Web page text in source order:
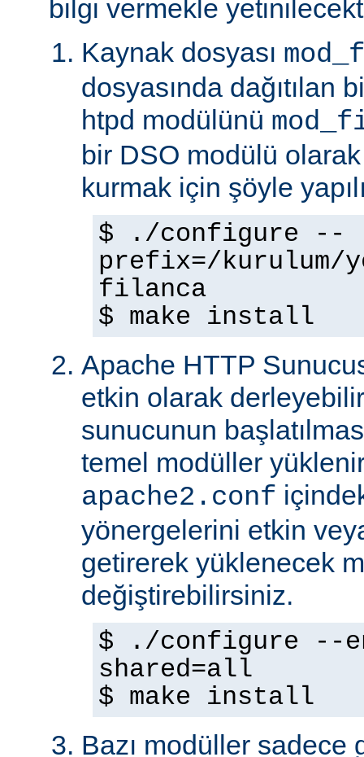
bilgi vermekle
Kaynak dosyası
dosyasında dağıtılan
htpd modülünü
bir DSO modülü
kurmak için şöyle
$ ./configure --
prefix=/kurulum/
filanca
$ make install
Apache HTTP
etkin olarak
sunucunun
temel modüller
apache2.conf
yönergelerini etkin
getirerek yüklenecek
değiştirebilirsiniz.
$ ./configure --
shared=all
$ make install
Bazı modüller